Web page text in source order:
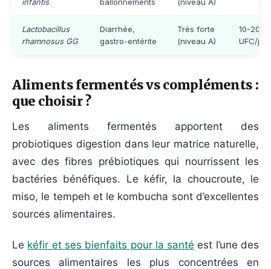
Lactobacillus
rhamnosus GG
Diarrhée,
gastro-entérite
Très forte
(niveau A)
10-20
UFC/j
Aliments fermentés vs compléments :
que choisir ?
Les aliments fermentés apportent des
probiotiques digestion dans leur matrice naturelle,
avec des fibres prébiotiques qui nourrissent les
bactéries bénéfiques. Le kéfir, la choucroute, le
miso, le tempeh et le kombucha sont d’excellentes
sources alimentaires.
Le kéfir et ses bienfaits pour la santé est l’une des
sources alimentaires les plus concentrées en